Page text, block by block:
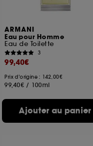
ARMANI
Eau pour Homme
Eau de Toilette
3
99,40€
Prix d'origine : 142,00€
99,40€ / 100ml
Ajouter au panier